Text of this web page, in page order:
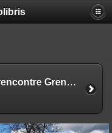
Diapo site internet rencontre Grenoble